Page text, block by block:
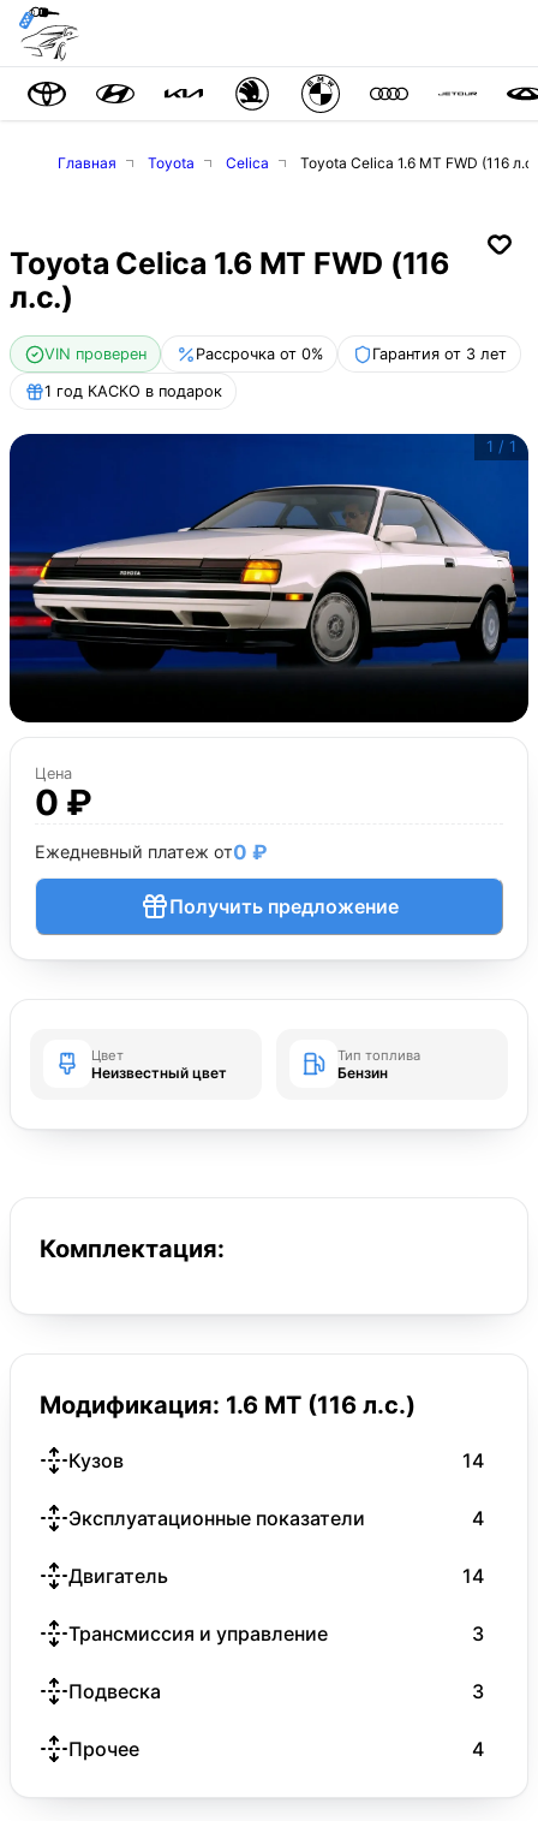
Главная Toyota Celica Toyota Celica 1.6 MT FWD (116
Toyota Celica 1.6 MT FWD (116
л.с.)
VIN проверен Рассрочка от 0% Гарантия от 3 лет
1 год КАСКО в подарок
1 / 1
Цена
0 ₽
Ежедневный платеж от0 ₽
Получить предложение
Цвет
Неизвестный цвет
Тип топлива
Бензин
Комплектация:
Модификация: 1.6 MT (116 л.с.)
Кузов 14
Эксплуатационные показатели 4
Двигатель 14
Трансмиссия и управление 3
Подвеска 3
Прочее 4